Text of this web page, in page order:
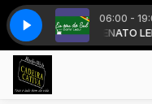
06:00 -
DALMIR RENATO LEDUREU
, AA1